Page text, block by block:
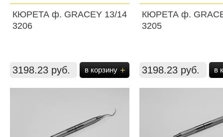
КЮРЕТА ф. GRACEY 13/14
3206
3198.23 руб. в корзину
КЮРЕТА ф.
3205
3198.23 руб. в